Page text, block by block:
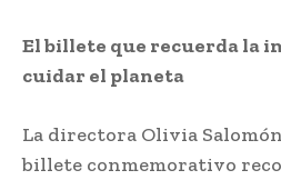
El billete que recuerda la
cuidar el planeta
La directora Olivia
billete conmemorativo